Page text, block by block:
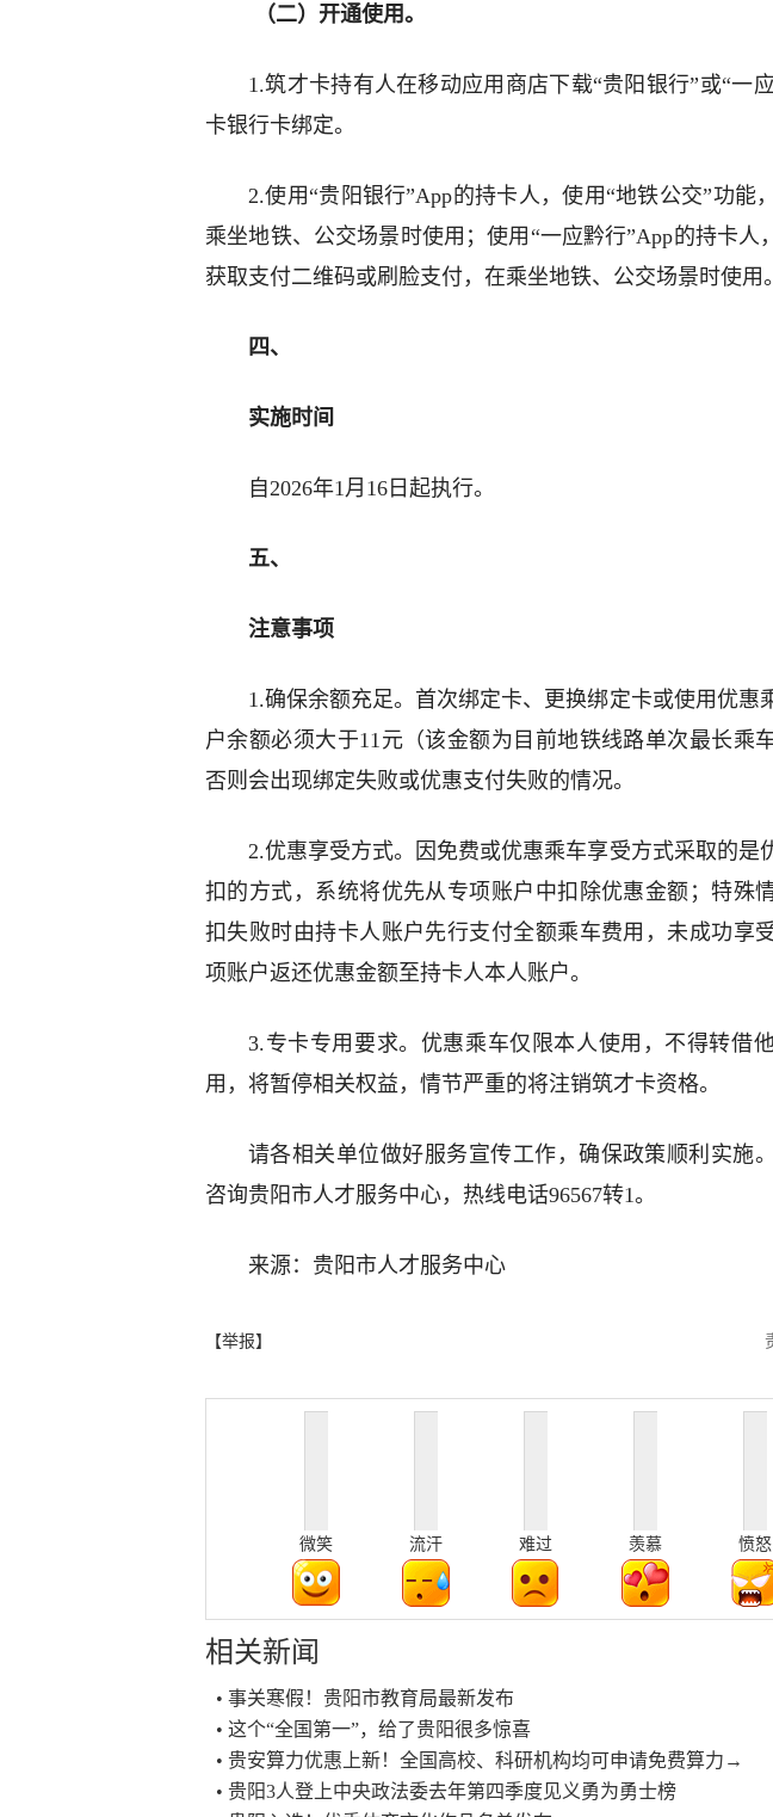
（二）开通使用。
1.筑才卡持有人在移动应用商店下载“贵阳银行”或“一应
卡银行卡绑定。
2.使用“贵阳银行”App的持卡人，使用“地铁公交”功能
乘坐地铁、公交场景时使用；使用“一应黔行”App的持卡人
获取支付二维码或刷脸支付，在乘坐地铁、公交场景时使用。
四、
实施时间
自2026年1月16日起执行。
五、
注意事项
1.确保余额充足。首次绑定卡、更换绑定卡或使用优惠
户余额必须大于11元（该金额为目前地铁线路单次最长乘
否则会出现绑定失败或优惠支付失败的情况。
2.优惠享受方式。因免费或优惠乘车享受方式采取的是
扣的方式，系统将优先从专项账户中扣除优惠金额；特殊
扣失败时由持卡人账户先行支付全额乘车费用，未成功享
项账户返还优惠金额至持卡人本人账户。
3.专卡专用要求。优惠乘车仅限本人使用，不得转借
用，将暂停相关权益，情节严重的将注销筑才卡资格。
请各相关单位做好服务宣传工作，确保政策顺利实施
咨询贵阳市人才服务中心，热线电话96567转1。
来源：贵阳市人才服务中心
【举报】
微笑 流汗 难过 羡慕 愤怒
相关新闻
• 事关寒假！贵阳市教育局最新发布
• 这个“全国第一”，给了贵阳很多惊喜
• 贵安算力优惠上新！全国高校、科研机构均可申请免费算力→
• 贵阳3人登上中央政法委去年第四季度见义勇为勇士榜